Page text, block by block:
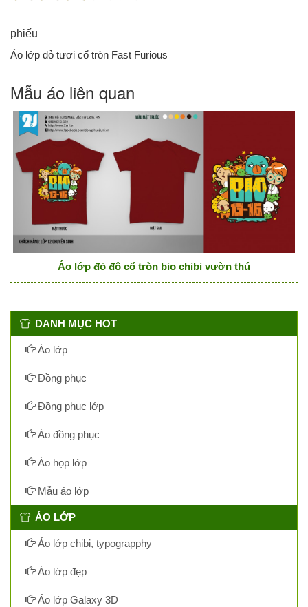
phiếu
Áo lớp đỏ tươi cổ tròn Fast Furious
Mẫu áo liên quan
Áo lớp đỏ đô cổ tròn bio chibi vườn thú
DANH MỤC HOT
Áo lớp
Đồng phục
Đồng phục lớp
Áo đồng phục
Áo họp lớp
Mẫu áo lớp
ÁO LỚP
Áo lớp chibi, typograpphy
Áo lớp đẹp
Áo lớp Galaxy 3D